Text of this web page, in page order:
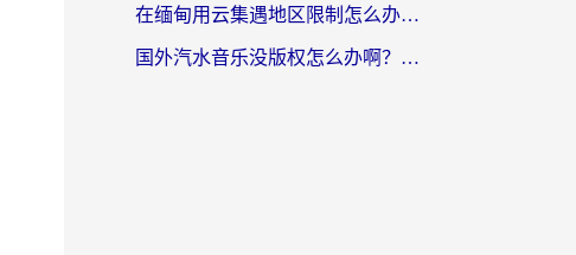
在缅甸用云集遇地区限制怎么办？海外党亲测有效解决方案来了！
国外汽水音乐没版权怎么办啊？留学生亲测有效的回国加速攻略